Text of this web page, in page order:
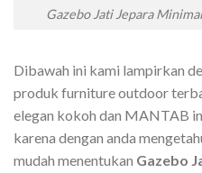
Gazebo Jati Jepara
Dibawah ini kami lampirkan
produk furniture outdoor
elegan kokoh dan MANTAB
karena dengan anda
mudah menentukan Gazebo